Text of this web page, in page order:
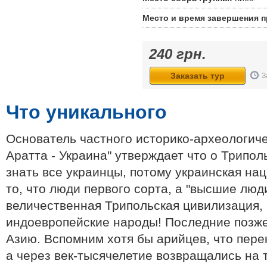
Место и время завершения
240 грн.
Заказать тур
Что уникального
Основатель частного историко-
Аратта - Украина" утверждает что о
знать все украинцы, потому украинская
то, что люди первого сорта, а "высшие
величественная Трипольская
индоевропейские народы! Последние
Азию. Вспомним хотя бы арийцев, что
а через век-тысячелетие возвращались